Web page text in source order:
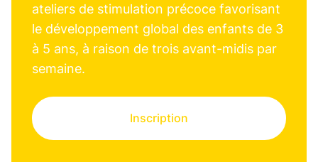
ateliers de stimulation précoce favorisant
le développement global des enfants de 3
à 5 ans, à raison de trois avant-midis par
semaine.
Inscription